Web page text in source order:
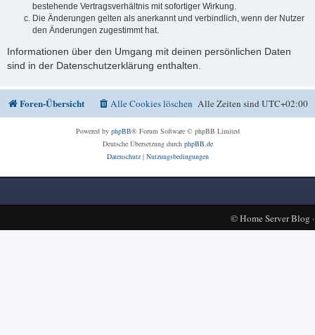
bestehende Vertragsverhältnis mit sofortiger Wirkung.
Die Änderungen gelten als anerkannt und verbindlich, wenn der Nutzer
den Änderungen zugestimmt hat.
Informationen über den Umgang mit deinen persönlichen Daten
sind in der Datenschutzerklärung enthalten.
Foren-Übersicht Alle Zeiten sindUTC+02:00
Alle Cookies löschen
Powered by phpBB® Forum Software © phpBB Limited
Deutsche Übersetzung durch phpBB.de
Datenschutz| Nutzungsbedingungen
©Home Server Blog